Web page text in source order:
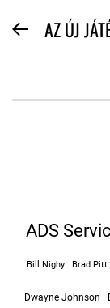
BEJEGYZÉS
Previous
AZ ÚJ
ADS
Bill Nighy Brad Pitt
Dwayne Johnson